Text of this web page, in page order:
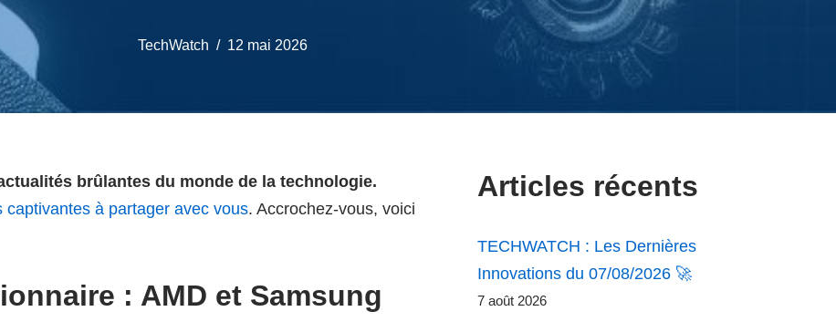
TechWatch 12 mai 2026
brûlantes du monde de la technologie.
à partager avec vous. Accrochez-vous, voici
: AMD et Samsung
Articles récents
TECHWATCH : Les Dernières
Innovations du 07/08/2026 🚀
7 août 2026